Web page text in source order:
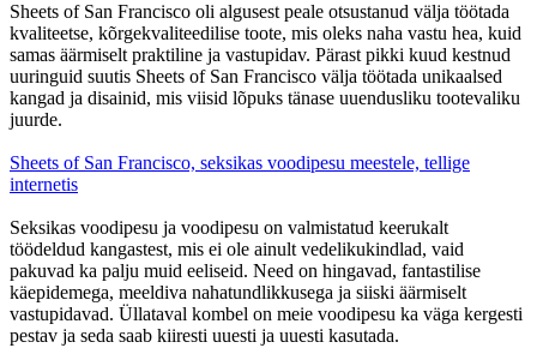
Sheets of San Francisco oli algusest peale otsustanud välja töötada
kvaliteetse, kõrgekvaliteedilise toote, mis oleks naha vastu hea, kuid
samas äärmiselt praktiline ja vastupidav. Pärast pikki kuud kestnud
uuringuid suutis Sheets of San Francisco välja töötada unikaalsed
kangad ja disainid, mis viisid lõpuks tänase uuendusliku tootevaliku
juurde.
Sheets of San Francisco, seksikas voodipesu meestele, tellige
internetis
Seksikas voodipesu ja voodipesu on valmistatud keerukalt
töödeldud kangastest, mis ei ole ainult vedelikukindlad, vaid
pakuvad ka palju muid eeliseid. Need on hingavad, fantastilise
käepidemega, meeldiva nahatundlikkusega ja siiski äärmiselt
vastupidavad. Üllataval kombel on meie voodipesu ka väga kergesti
pestav ja seda saab kiiresti uuesti ja uuesti kasutada.